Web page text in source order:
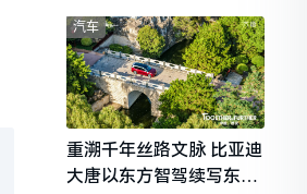
共赴山海热爱
重溯千年丝路文脉 比亚迪
大唐以东方智驾续写东西
汽车